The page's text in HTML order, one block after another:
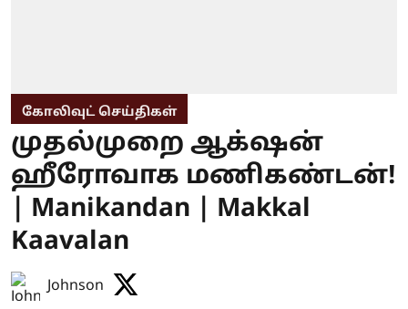
கோலிவுட் செய்திகள்
முதல்முறை ஆக்‌ஷன்
ஹீரோவாக மணிகண்டன்!
| Manikandan | Makkal
Kaavalan
Johnson